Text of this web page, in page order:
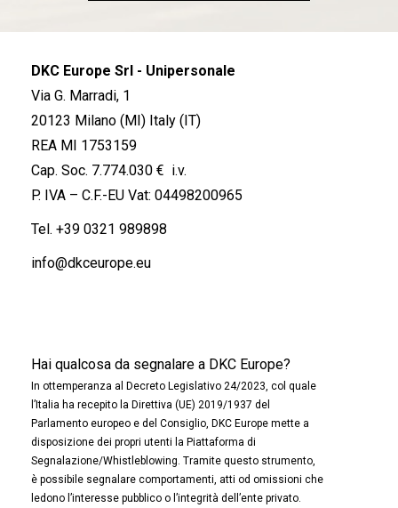
DKC Europe Srl - Unipersonale
Via G. Marradi, 1
20123 Milano (MI) Italy (IT)
REA MI 1753159
Cap. Soc. 7.774.030 € i.v.
P. IVA – C.F.-EU Vat: 04498200965
Tel. +39 0321 989898
info@dkceurope.eu
Hai qualcosa da segnalare a DKC Europe?
In ottemperanza al Decreto Legislativo 24/2023, col quale
l’Italia ha recepito la Direttiva (UE) 2019/1937 del
Parlamento europeo e del Consiglio, DKC Europe mette a
disposizione dei propri utenti la Piattaforma di
Segnalazione/Whistleblowing. Tramite questo strumento,
è possibile segnalare comportamenti, atti od omissioni che
ledono l’interesse pubblico o l’integrità dell’ente privato.